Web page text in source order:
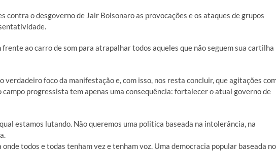
contra o desgoverno de Jair Bolsonaro as provocações e os ataques de grupos
ao carro de som para atrapalhar todos aqueles que não seguem sua cartilha
verdadeiro foco da manifestação e, com isso, nos resta concluir, que agitações
progressista tem apenas uma consequência: fortalecer o atual governo de
estamos lutando. Não queremos uma politica baseada na intolerância, na
todos e todas tenham vez e tenham voz. Uma democracia popular baseada no